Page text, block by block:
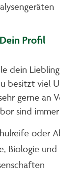
Profil
dein
besitzt viel
gerne an
sind
oder
Biologie